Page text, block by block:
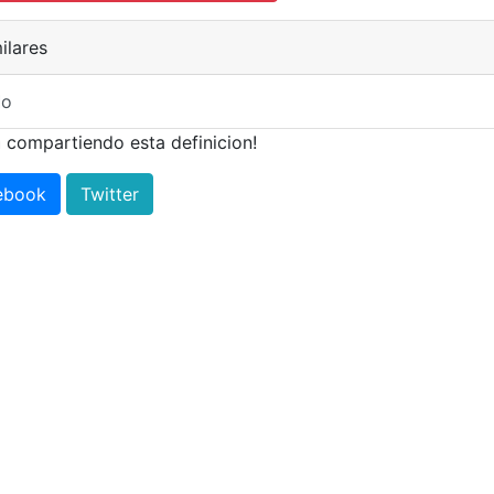
compartiendo esta definicion!
Twitter